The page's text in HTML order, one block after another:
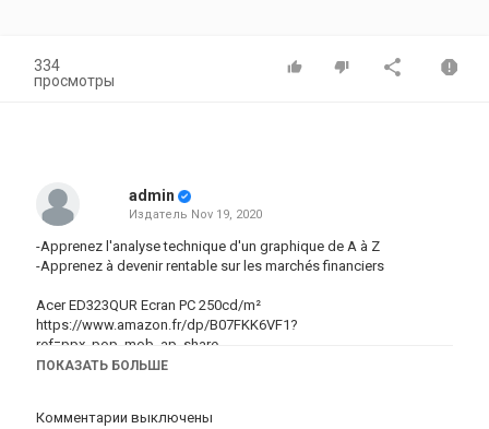
334
просмотры
admin
Издатель Nov 19, 2020
-Apprenez l'analyse technique d'un graphique de A à Z
-Apprenez à devenir rentable sur les marchés financiers
Acer ED323QUR Ecran PC 250cd/m²
https://www.amazon.fr/dp/B07FKK6VF1?
ref=ppx_pop_mob_ap_share
ref=ppx_pop_mob_ap_share
ПОКАЗАТЬ БОЛЬШЕ
Комментарии выключены